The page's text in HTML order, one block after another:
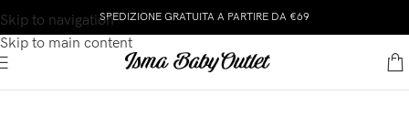
Skip to navigation
Skip to main content
SPEDIZIONE GRATUITA A PARTIRE DA €69